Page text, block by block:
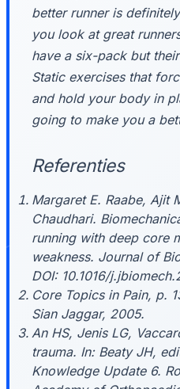
better runner is
you look at great
have a six-pack but
Static exercises that
and hold your body in
going to make you a
Referenties
Margaret E. Raabe, Ajit
Chaudhari.
running with deep core
weakness. Journal of
DOI: 10.1016/
Core Topics in Pain, p.
Sian Jaggar, 2005.
An HS, Jenis LG,
trauma. In: Beaty JH,
Knowledge Update 6.